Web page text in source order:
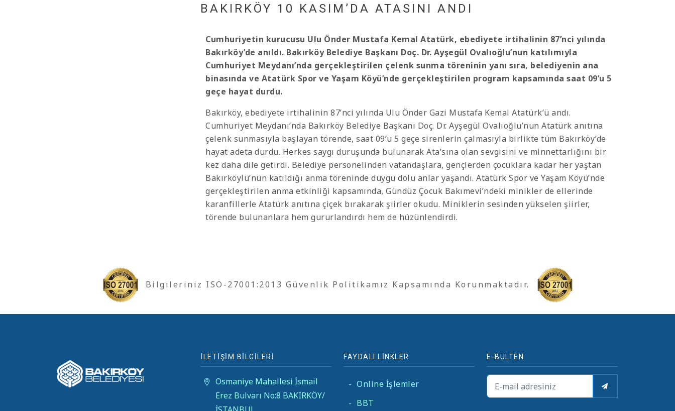
BAKIRKÖY 10 KASIM’DA ATASINI ANDI
Cumhuriyetin kurucusu Ulu Önder Mustafa Kemal Atatürk, ebediyete irtihalinin 87’nci yılında
Bakırköy’de anıldı. Bakırköy Belediye Başkanı Doç. Dr. Ayşegül Ovalıoğlu’nun katılımıyla
Cumhuriyet Meydanı’nda gerçekleştirilen çelenk sunma töreninin yanı sıra, belediyenin ana
binasında ve Atatürk Spor ve Yaşam Köyü’nde gerçekleştirilen program kapsamında saat 09’u 5
geçe hayat durdu.
Bakırköy, ebediyete irtihalinin 87’nci yılında Ulu Önder Gazi Mustafa Kemal Atatürk’ü andı.
Cumhuriyet Meydanı’nda Bakırköy Belediye Başkanı Doç. Dr. Ayşegül Ovalıoğlu’nun Atatürk anıtına
çelenk sunmasıyla başlayan törende, saat 09’u 5 geçe sirenlerin çalmasıyla birlikte tüm Bakırköy’de
hayat adeta durdu. Herkes saygı duruşunda bulunarak Ata’sına olan sevgisini ve minnettarlığını bir
kez daha dile getirdi. Belediye personelinden vatandaşlara, gençlerden çocuklara kadar her yaştan
Bakırköylü’nün katıldığı anma töreninde duygu dolu anlar yaşandı. Atatürk Spor ve Yaşam Köyü’nde
gerçekleştirilen anma etkinliği kapsamında, Gündüz Çocuk Bakımevi’ndeki minikler de ellerinde
karanfillerle Atatürk anıtına çiçek bırakarak şiirler okudu. Miniklerin sesinden yükselen şiirler,
törende bulunanlara hem gururlandırdı hem de hüzünlendirdi.
Bilgileriniz ISO-27001:2013 Güvenlik Politikamız Kapsamında Korunmaktadır.
İLETİŞİM BİLGİLERİ
Osmaniye Mahallesi İsmail
Erez Bulvarı No:8 BAKIRKÖY/
FAYDALI LİNKLER
- Online İşlemler
- BBT
E-BÜLTEN